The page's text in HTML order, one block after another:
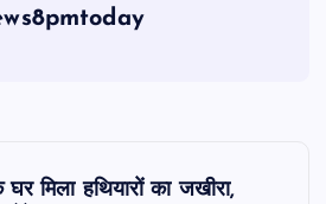
मिला हथियारों का जखीरा,